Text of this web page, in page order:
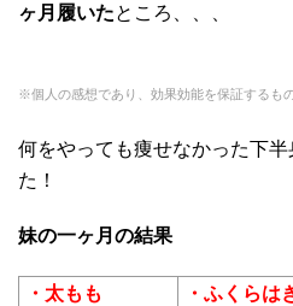
ヶ月履いたところ、、、
※個人の感想であり、効果効能を保証するも
何をやっても痩せなかった下
た！
妹の一ヶ月の結果
・太もも
・ふくらは